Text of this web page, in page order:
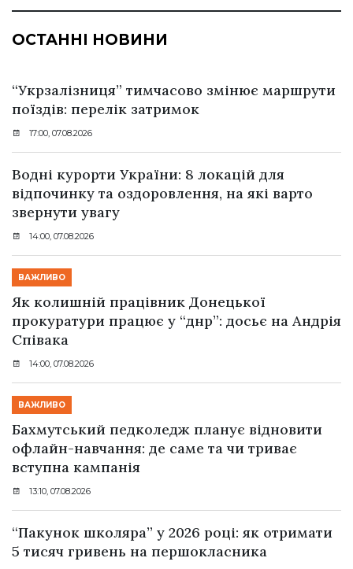
ОСТАННІ НОВИНИ
“Укрзалізниця” тимчасово змінює маршрути
поїздів: перелік затримок
17:00, 07.08.2026
Водні курорти України: 8 локацій для
відпочинку та оздоровлення, на які варто
звернути увагу
14:00, 07.08.2026
ВАЖЛИВО
Як колишній працівник Донецької
прокуратури працює у “днр”: досьє на Андрія
Співака
14:00, 07.08.2026
ВАЖЛИВО
Бахмутський педколедж планує відновити
офлайн-навчання: де саме та чи триває
вступна кампанія
13:10, 07.08.2026
“Пакунок школяра” у 2026 році: як отримати
5 тисяч гривень на першокласника